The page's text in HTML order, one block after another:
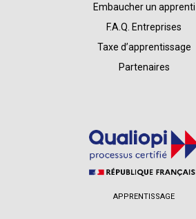
Embaucher un apprenti
F.A.Q. Entreprises
Taxe d’apprentissage
Partenaires
APPRENTISSAGE